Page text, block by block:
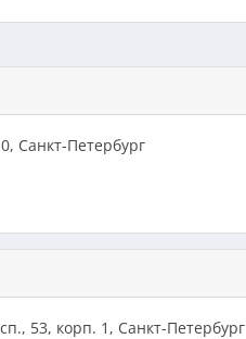
Санкт-Петербург
53, корп. 1, Санкт-Петербург